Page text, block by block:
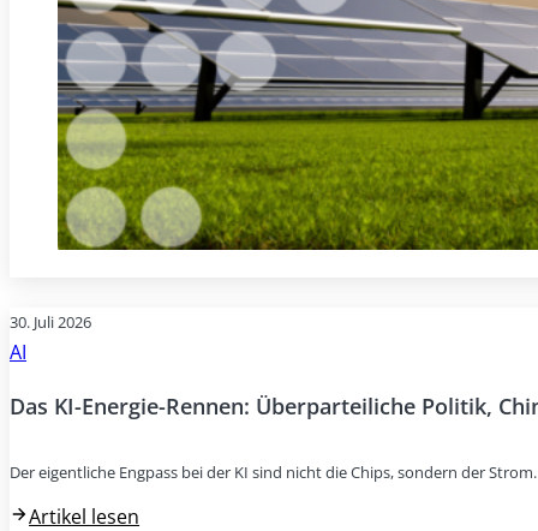
30. Juli 2026
AI
Das KI-Energie-Rennen: Überparteiliche Politik,
Der eigentliche Engpass bei der KI sind nicht die Chips, sondern der
Artikel lesen